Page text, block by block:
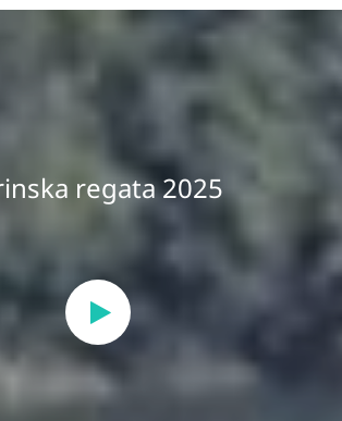
regata 2025